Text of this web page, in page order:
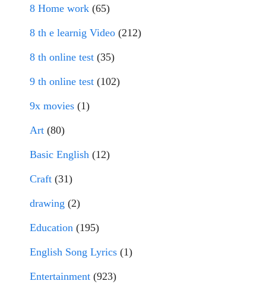
8 Home work (65)
8 th e learnig Video (212)
8 th online test (35)
9 th online test (102)
9x movies (1)
Art (80)
Basic English (12)
Craft (31)
drawing (2)
Education (195)
English Song Lyrics (1)
Entertainment (923)